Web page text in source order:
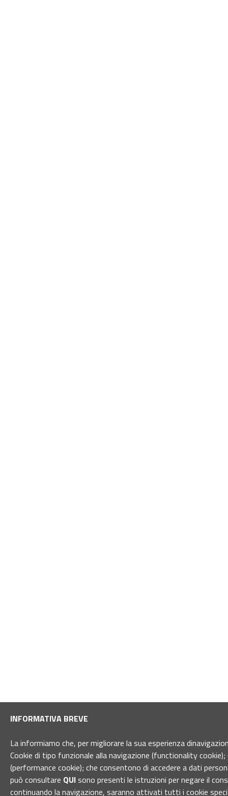
INFORMATIVA BREVE
La informiamo che, per migliorare la sua esperienza
Cookie di tipo funzionale alla navigazione (functionality
(performance cookie); che consentono di accedere a dati
può consultare QUIsono presenti le istruzioni per negare il
continuando la navigazione, saranno attivati tutti i cookie